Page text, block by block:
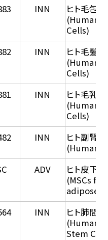
INN
ヒト毛包
(Human
Cells)
INN
ヒト毛髪
(Human
Cells)
INN
ヒト毛乳
(Human
Cells)
INN
ヒト副腎
(Human
ADV
ヒト皮下
(MSCs
adipose
INN
ヒト肺間
(Human
Stem